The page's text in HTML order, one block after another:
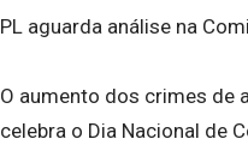
PL aguarda análise na
O aumento dos crimes de
celebra o Dia Nacional de